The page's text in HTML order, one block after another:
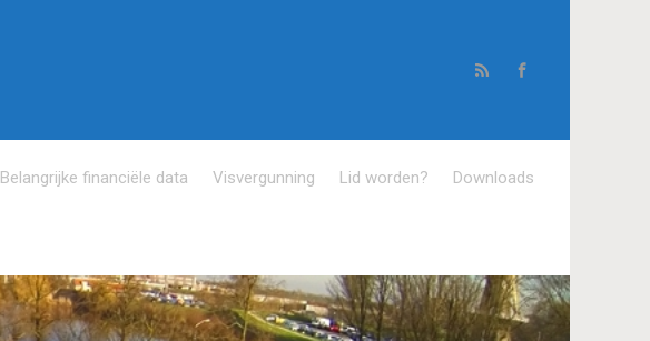
Belangrijke financiële data Visvergunning Lid worden? Downloads